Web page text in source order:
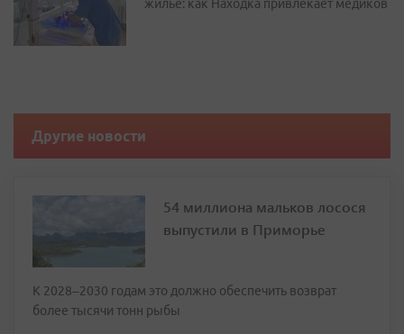
жилье: как Находка привлекает медиков
Другие новости
54 миллиона мальков лосося
выпустили в Приморье
К 2028–2030 годам это должно обеспечить возврат
более тысячи тонн рыбы